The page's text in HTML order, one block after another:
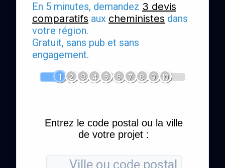
En 5 minutes, demandez 3 devis
comparatifs aux cheministes dans
votre région.
Gratuit, sans pub et sans
engagement.
1 2 3 4 5 6 7 8 9 10
Entrez le code postal ou la ville
de votre projet :